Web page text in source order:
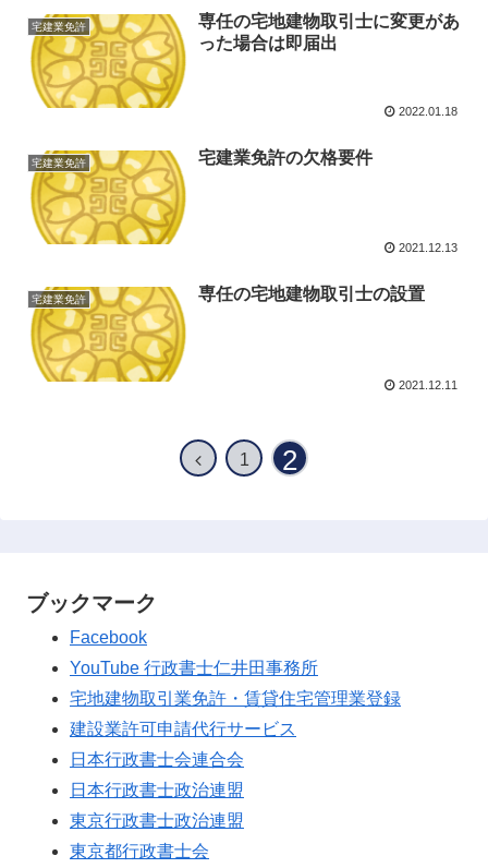
宅建業免許
専任の宅地建物取引士に変更があ
った場合は即届出
2022.01.18
宅建業免許 宅建業免許の欠格要件
2021.12.13
宅建業免許 専任の宅地建物取引士の設置
2021.12.11
1 2
ブックマーク
Facebook
YouTube 行政書士仁井田事務所
宅地建物取引業免許・賃貸住宅管理業登録
建設業許可申請代行サービス
日本行政書士会連合会
日本行政書士政治連盟
東京行政書士政治連盟
東京都行政書士会